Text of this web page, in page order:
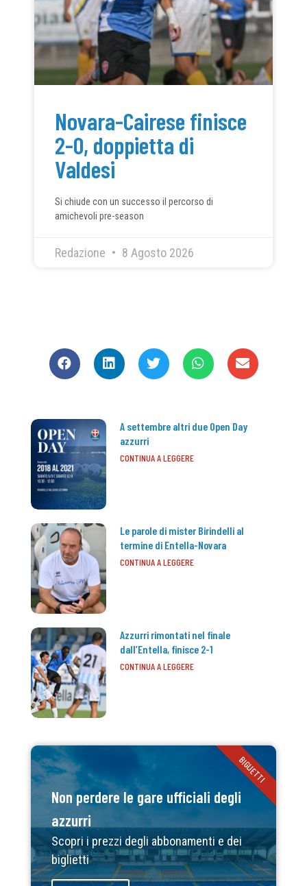
Novara-Cairese finisce
2-0, doppietta di
Valdesi
Si chiude con un successo il percorso di
amichevoli pre-season
Redazione 8 Agosto 2026
A settembre altri due Open Day
azzurri
CONTINUA A LEGGERE
Le parole di mister Birindelli al
termine di Entella-Novara
CONTINUA A LEGGERE
Azzurri rimontati nel finale
dall’Entella, finisce 2-1
CONTINUA A LEGGERE
Non perdere le gare ufficiali degli
azzurri
Scopri i prezzi degli abbonamenti e dei
biglietti
BIGLIETTI